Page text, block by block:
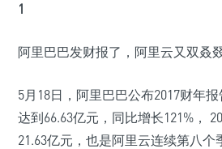
1
阿里巴巴发财报了，阿里云又双叒
5月18日，阿里巴巴公布2017财年
达到66.63亿元，同比增长121%，
21.63亿元，也是阿里云连续第八个